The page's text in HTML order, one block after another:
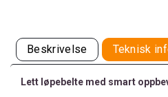
Beskrivelse Teknisk
Lett løpebelte med smart